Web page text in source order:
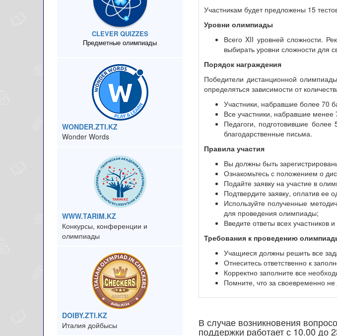
CLEVER QUIZZES
Предметные олимпиады
WONDER.ZTI.KZ
Wonder Words
WWW.TARIM.KZ
Конкурсы, конференции и
олимпиады
DOIBY.ZTI.KZ
Италия дойбысы
Участникам будет предложены 15
Уровни олимпиады
Всего XII уровней сложности.
выбирать уровни сложности для
Порядок награждения
Победители дистанционной
определяться зависимости от
Участники, набравшие более 70
Все участники, набравшие менее
Педагоги, подготовившие
благодарственные письма.
Правила участия
Вы должны быть
Ознакомьтесь с положением о
Подайте заявку на участие в
Подтвердите заявку, оплатив ее
Используйте полученные
для проведения олимпиады;
Введите ответы всех участников
Требования к проведению
Учащиеся должны решить все
Отнеситесь ответственно к
Корректно заполните все
Помните, что за своевременно
В случае возникновения
поддержки работает с 10.00 до